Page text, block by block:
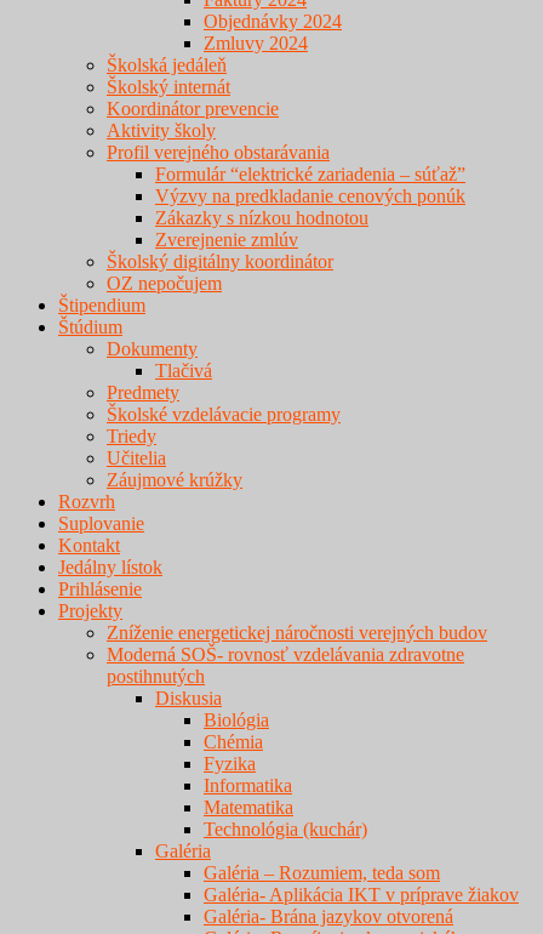
Objednávky 2024
Zmluvy 2024
Školská jedáleň
Školský internát
Koordinátor prevencie
Aktivity školy
Profil verejného obstarávania
Formulár “elektrické zariadenia – súťaž”
Výzvy na predkladanie cenových ponúk
Zákazky s nízkou hodnotou
Zverejnenie zmlúv
Školský digitálny koordinátor
OZ nepočujem
Štipendium
Štúdium
Dokumenty
Tlačivá
Predmety
Školské vzdelávacie programy
Triedy
Učitelia
Záujmové krúžky
Rozvrh
Suplovanie
Kontakt
Jedálny lístok
Prihlásenie
Projekty
Zníženie energetickej náročnosti verejných budov
Moderná SOŠ- rovnosť vzdelávania zdravotne
postihnutých
Diskusia
Biológia
Chémia
Fyzika
Informatika
Matematika
Technológia (kuchár)
Galéria
Galéria – Rozumiem, teda som
Galéria- Aplikácia IKT v príprave žiakov
Galéria- Brána jazykov otvorená